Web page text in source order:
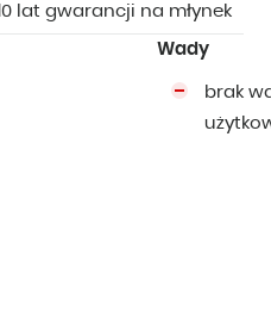
10 lat gwarancji na młynek
Wady
brak